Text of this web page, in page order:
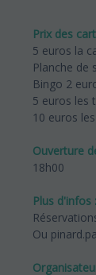
Prix des
5 euros la
Planche de
Bingo 2
5 euros les
10 euros
Ouverture
18h00
Plus d'infos :
Ou